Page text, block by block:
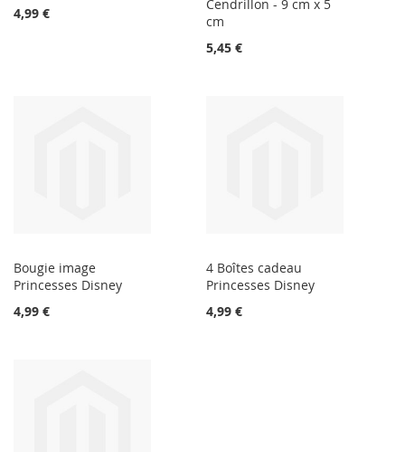
4,99 €
Cendrillon - 9 cm x 5
cm
5,45 €
Bougie image
Princesses Disney
4,99 €
4 Boîtes cadeau
Princesses Disney
4,99 €